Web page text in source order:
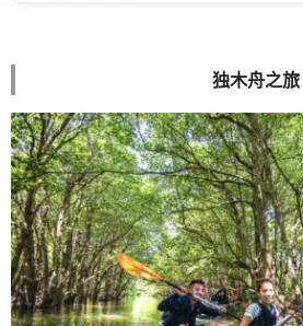
独木舟之旅